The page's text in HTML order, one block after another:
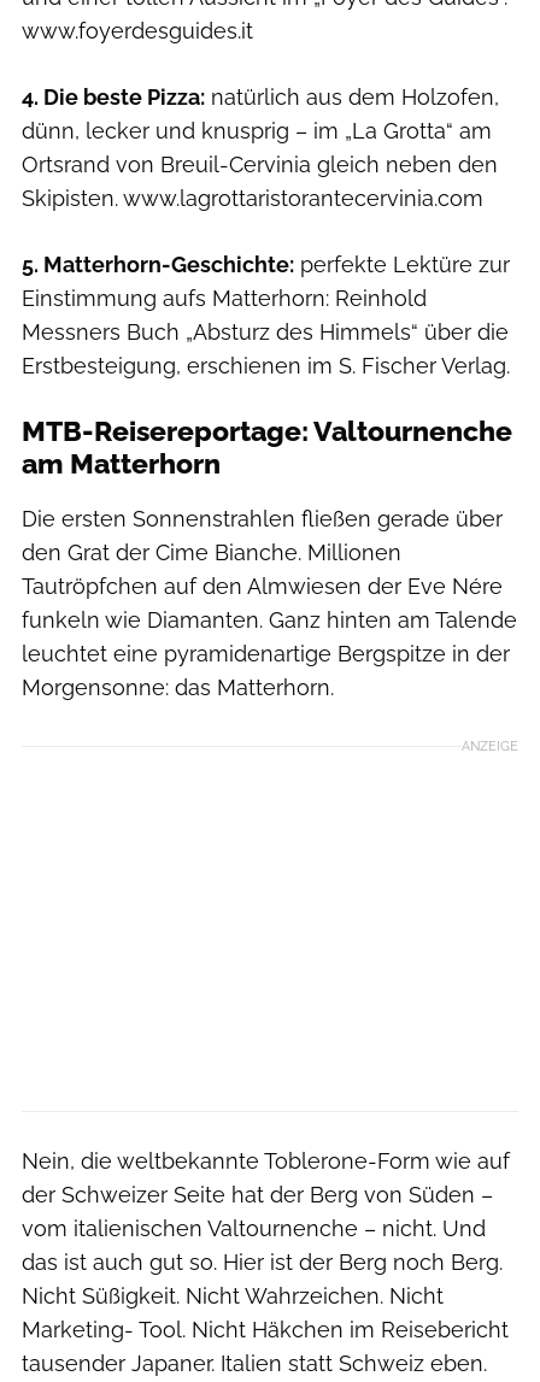
www.foyerdesguides.it
4. Die beste Pizza: natürlich aus dem Holzofen,
dünn, lecker und knusprig – im „La Grotta“ am
Ortsrand von Breuil-Cervinia gleich neben den
Skipisten. www.lagrottaristorantecervinia.com
5. Matterhorn-Geschichte: perfekte Lektüre zur
Einstimmung aufs Matterhorn: Reinhold
Messners Buch „Absturz des Himmels“ über die
Erstbesteigung, erschienen im S. Fischer Verlag.
MTB-Reisereportage: Valtournenche
am Matterhorn
Die ersten Sonnenstrahlen fließen gerade über
den Grat der Cime Bianche. Millionen
Tautröpfchen auf den Almwiesen der Eve Nére
funkeln wie Diamanten. Ganz hinten am Talende
leuchtet eine pyramidenartige Bergspitze in der
Morgensonne: das Matterhorn.
ANZEIGE
Nein, die weltbekannte Toblerone-Form wie auf
der Schweizer Seite hat der Berg von Süden –
vom italienischen Valtournenche – nicht. Und
das ist auch gut so. Hier ist der Berg noch Berg.
Nicht Süßigkeit. Nicht Wahrzeichen. Nicht
Marketing- Tool. Nicht Häkchen im Reisebericht
tausender Japaner. Italien statt Schweiz eben.